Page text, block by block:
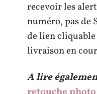
recevoir les
numéro, pas de
de lien
livraison en
A lire